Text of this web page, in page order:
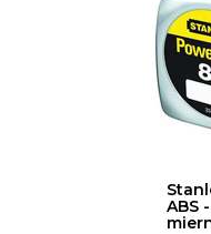
ABS